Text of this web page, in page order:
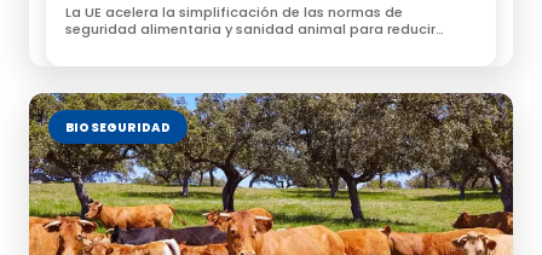
Noticiasde
Te puede interesar:
Resistencia a los antimicrobianos: es el momento de
la acción colectiva
España solicita a la Comisión Europea medidas para
La UE acelera la simplificación de las normas de
seguridad alimentaria y sanidad animal para reducir
BIOSEGURIDAD